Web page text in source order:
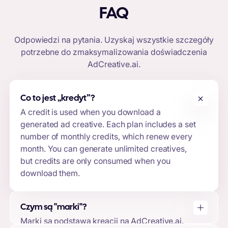
FAQ
Odpowiedzi na pytania. Uzyskaj wszystkie szczegóły
potrzebne do zmaksymalizowania doświadczenia
AdCreative.ai.
Co to jest „kredyt”?
A credit is used when you download a
generated ad creative. Each plan includes a set
number of monthly credits, which renew every
month. You can generate unlimited creatives,
but credits are only consumed when you
download them.
Czym są "marki"?
Marki są podstawą kreacji na AdCreative.ai.